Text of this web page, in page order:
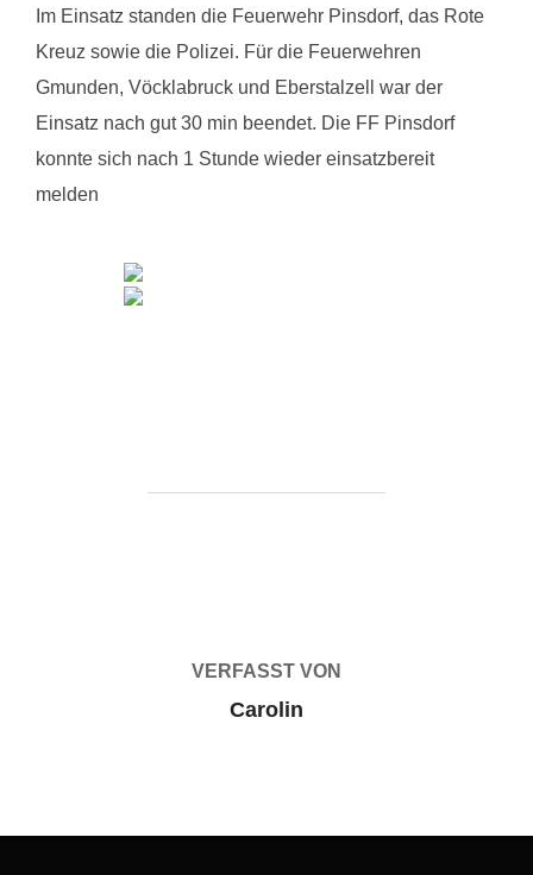
Im Einsatz standen die Feuerwehr Pinsdorf, das Rote
Kreuz sowie die Polizei. Für die Feuerwehren
Gmunden, Vöcklabruck und Eberstalzell war der
Einsatz nach gut 30 min beendet. Die FF Pinsdorf
konnte sich nach 1 Stunde wieder einsatzbereit
melden
VERFASST VON
Carolin